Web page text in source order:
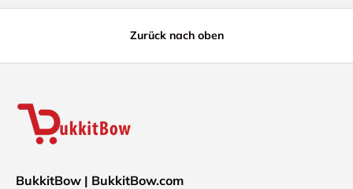
Zurück nach oben
BukkitBow | BukkitBow.com